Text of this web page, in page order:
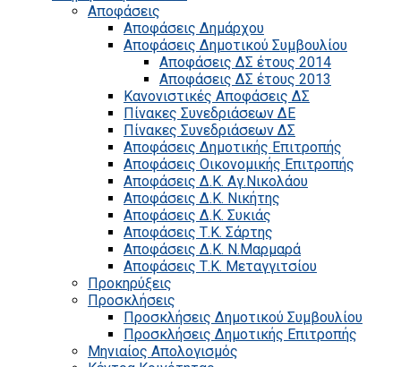
Αποφάσεις
Αποφάσεις Δημάρχου
Αποφάσεις Δημοτικού Συμβουλίου
Αποφάσεις ΔΣ έτους 2014
Αποφάσεις ΔΣ έτους 2013
Κανονιστικές Αποφάσεις ΔΣ
Πίνακες Συνεδριάσεων ΔΕ
Πίνακες Συνεδριάσεων ΔΣ
Αποφάσεις Δημοτικής Επιτροπής
Αποφάσεις Οικονομικής Επιτροπής
Αποφάσεις Δ.Κ. Αγ.Νικολάου
Αποφάσεις Δ.Κ. Νικήτης
Αποφάσεις Δ.Κ. Συκιάς
Αποφάσεις Τ.Κ. Σάρτης
Αποφάσεις Δ.Κ. Ν.Μαρμαρά
Αποφάσεις Τ.Κ. Μεταγγιτσίου
Προκηρύξεις
Προσκλήσεις
Προσκλήσεις Δημοτικού Συμβουλίου
Προσκλήσεις Δημοτικής Επιτροπής
Μηνιαίος Απολογισμός